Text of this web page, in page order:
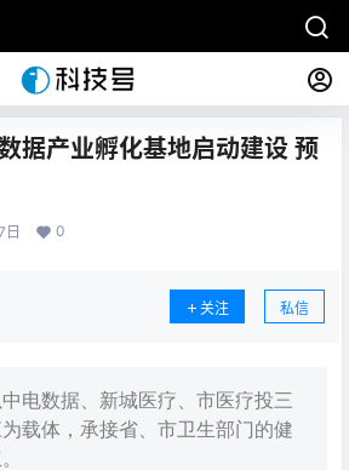
据产业孵化基地启动建设 预
0
关注 私信
电数据、新城医疗、市医疗投三
载体，承接省、市卫生部门的健